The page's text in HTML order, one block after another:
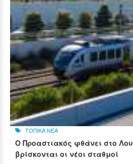
ΤΟΠΙΚΑ ΝΕΑ
Ο Προαστιακός φθάνει στο
βρίσκονται οι νέοι σταθμοί